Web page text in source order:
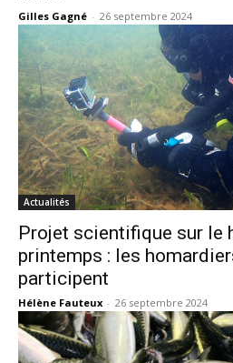
Gilles Gagné - 26 septembre 2024
Actualités
Projet scientifique sur le
printemps : les
participent
Hélène Fauteux - 26 septembre 2024